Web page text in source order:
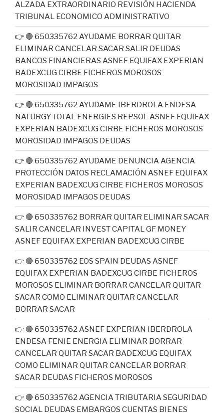
ALZADA EXTRAORDINARIO REVISIÓN HACIENDA
TRIBUNAL ECONOMICO ADMINISTRATIVO
👉 🔴 650335762 AYUDAME BORRAR QUITAR
ELIMINAR CANCELAR SACAR SALIR DEUDAS
BANCOS FINANCIERAS ASNEF EQUIFAX EXPERIAN
BADEXCUG CIRBE FICHEROS MOROSOS
MOROSIDAD IMPAGOS
👉 🔴 650335762 AYUDAME IBERDROLA ENDESA
NATURGY TOTAL ENERGIES REPSOL ASNEF EQUIFAX
EXPERIAN BADEXCUG CIRBE FICHEROS MOROSOS
MOROSIDAD IMPAGOS DEUDAS
👉 🔴 650335762 AYUDAME DENUNCIA AGENCIA
PROTECCIÓN DATOS RECLAMACIÓN ASNEF EQUIFAX
EXPERIAN BADEXCUG CIRBE FICHEROS MOROSOS
MOROSIDAD IMPAGOS DEUDAS
👉 🔴 650335762 BORRAR QUITAR ELIMINAR SACAR
SALIR CANCELAR INVEST CAPITAL GF MONEY
ASNEF EQUIFAX EXPERIAN BADEXCUG CIRBE
👉 🔴 650335762 EOS SPAIN DEUDAS ASNEF
EQUIFAX EXPERIAN BADEXCUG CIRBE FICHEROS
MOROSOS ELIMINAR BORRAR CANCELAR QUITAR
SACAR COMO ELIMINAR QUITAR CANCELAR
BORRAR SACAR
👉 🔴 650335762 ASNEF EXPERIAN IBERDROLA
ENDESA FENIE ENERGIA ELIMINAR BORRAR
CANCELAR QUITAR SACAR BADEXCUG EQUIFAX
COMO ELIMINAR QUITAR CANCELAR BORRAR
SACAR DEUDAS FICHEROS MOROSOS
👉 🔴 650335762 AGENCIA TRIBUTARIA SEGURIDAD
SOCIAL DEUDAS EMBARGOS CUENTAS BIENES